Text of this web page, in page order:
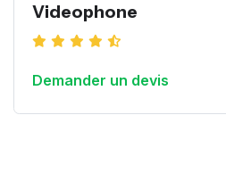
Videophone
Demander un devis